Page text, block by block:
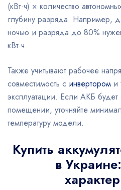
(кВт·ч) × количество
глубину разряда. Например,
ночью и разряда до 80%
кВт·ч.
Также учитывают рабочее
совместимость с инвертором и
эксплуатации. Если АКБ будет
помещении, уточняйте
температуру модели.
Купить
в